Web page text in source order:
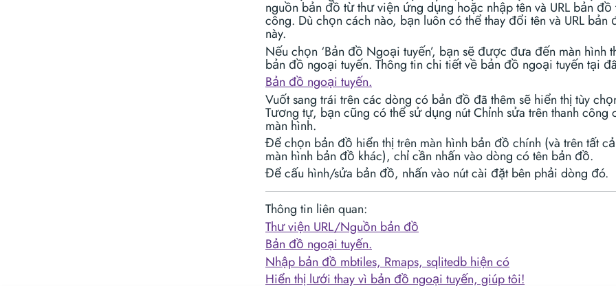
nguồn bản đồ từ thư viện ứng dụng hoặc nhập tên và URL bản đồ
công. Dù chọn cách nào, bạn luôn có thể thay đổi tên và URL bản
này.
Nếu chọn ‘Bản đồ Ngoại tuyến’, bạn sẽ được đưa đến màn hình
bản đồ ngoại tuyến. Thông tin chi tiết về bản đồ ngoại tuyến tại
Bản đồ ngoại tuyến.
Vuốt sang trái trên các dòng có bản đồ đã thêm sẽ hiển thị tùy
Tương tự, bạn cũng có thể sử dụng nút Chỉnh sửa trên thanh công
màn hình.
Để chọn bản đồ hiển thị trên màn hình bản đồ chính (và trên tất
màn hình bản đồ khác), chỉ cần nhấn vào dòng có tên bản đồ.
Để cấu hình/sửa bản đồ, nhấn vào nút cài đặt bên phải dòng đó.
Thông tin liên quan:
Thư viện URL/Nguồn bản đồ
Bản đồ ngoại tuyến.
Nhập bản đồ mbtiles, Rmaps, sqlitedb hiện có
Hiển thị lưới thay vì bản đồ ngoại tuyến, giúp tôi!